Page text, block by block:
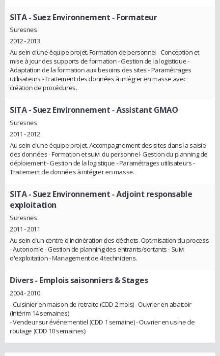
SITA - Suez Environnement - Formateur
Suresnes
2012 - 2013
Au sein d'une équipe projet. Formation de personnel - Conception et
mise à jour des supports de formation - Gestion de la logistique -
Adaptation de la formation aux besoins des sites - Paramétrages
utilisateurs - Traitement des données à intégrer en masse avec
création de procédures.
SITA - Suez Environnement - Assistant GMAO
Suresnes
2011 - 2012
Au sein d'une équipe projet. Accompagnement des sites dans la saisie
des données - Formation et suivi du personnel- Gestion du planning de
déploiement - Gestion de la logistique - Paramétrages utilisateurs -
Traitement de données à intégrer en masse.
SITA - Suez Environnement - Adjoint responsable
exploitation
Suresnes
2011 - 2011
Au sein d'un centre d'incinération des déchets. Optimisation du process
- Autonomie - Gestion de planning des entrants/sortants - Suivi
d'exploitation - Management de 4 techniciens.
Divers- Emplois saisonniers & Stages
2004 - 2010
- Cuisinier en maison de retraite (CDD 2 mois) - Ouvrier en abattoir
(Intérim 14 semaines)
- Vendeur sur événementiel (CDD 1 semaine) - Ouvrier en usine de
routage (CDD 10 semaines)